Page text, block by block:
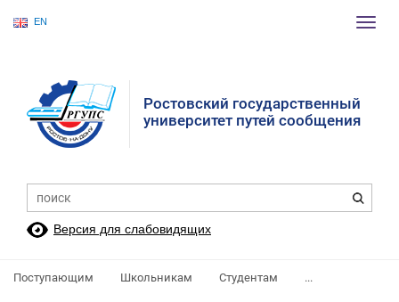
EN
Ростовский государственный
университет путей сообщения
Версия для слабовидящих
Поступающим Школьникам Студентам ...